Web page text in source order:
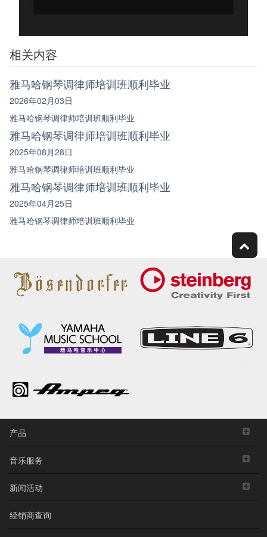
相关内容
雅马哈钢琴调律师培训班顺利毕业
2026年02月03日
雅马哈钢琴调律师培训班顺利毕业
雅马哈钢琴调律师培训班顺利毕业
2025年08月28日
雅马哈钢琴调律师培训班顺利毕业
雅马哈钢琴调律师培训班顺利毕业
2025年04月25日
雅马哈钢琴调律师培训班顺利毕业
产品
音乐服务
新闻活动
经销商查询